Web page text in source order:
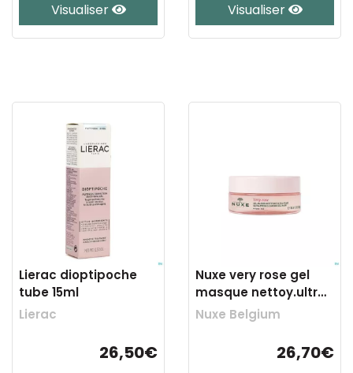
Visualiser Visualiser
Lierac dioptipoche
tube 15ml
Lierac
26,50€
Nuxe very rose gel
masque nettoy.ultra
frais 150ml
Nuxe Belgium
26,70€